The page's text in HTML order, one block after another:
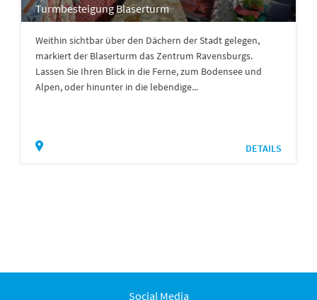
Turmbesteigung Blaserturm
Weithin sichtbar über den Dächern der Stadt gelegen,
markiert der Blaserturm das Zentrum Ravensburgs.
Lassen Sie Ihren Blick in die Ferne, zum Bodensee und
Alpen, oder hinunter in die lebendige...
DETAILS
Social Media